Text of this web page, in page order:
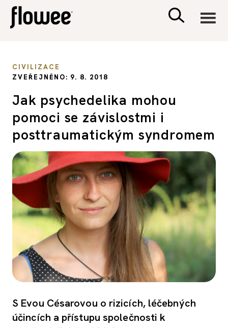
PSYCHOLOGIE
SEX A VZTAHY
PORADNA
CIVILIZACE
ZVEŘEJNĚNO: 9. 8. 2018
Jak psychedelika mohou
pomoci se závislostmi i
posttraumatickým syndromem
S Evou Césarovou o rizicích, léčebných
účincích a přístupu společnosti k